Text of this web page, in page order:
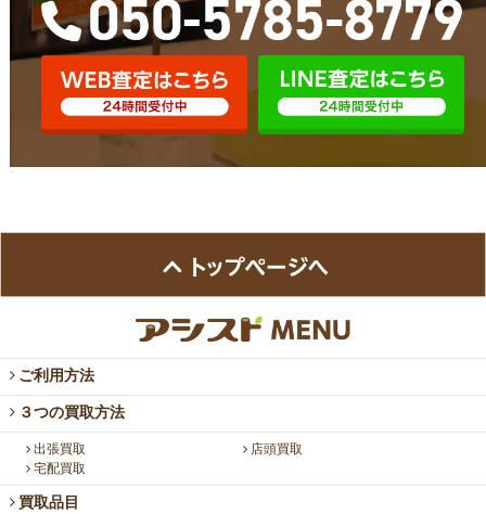
ご利用方法
３つの買取方法
出張買取
店頭買取
宅配買取
買取品目